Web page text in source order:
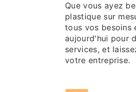
Que vous ayez
plastique sur
tous vos besoins
aujourd'hui pour
services, et
votre entreprise.